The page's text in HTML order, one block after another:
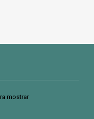
mostrar